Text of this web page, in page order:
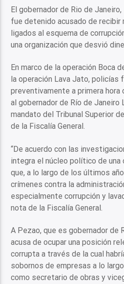
El gobernador de Rio de
fue detenido acusado de recibir
ligados al esquema de
una organización que desvió
En marco de la operación Boca
la operación Lava Jato, policías
preventivamente a primera hora
al gobernador de Río de Janeiro
mandato del Tribunal Superior
de la Fiscalía General.
“De acuerdo con las
integra el núcleo político de una
que, a lo largo de los últimos
crímenes contra la
especialmente corrupción y
nota de la Fiscalía General.
A Pezao, que es gobernador de
acusa de ocupar una posición
corrupta a través de la cual
sobornos de empresas a lo
como secretario de obras y